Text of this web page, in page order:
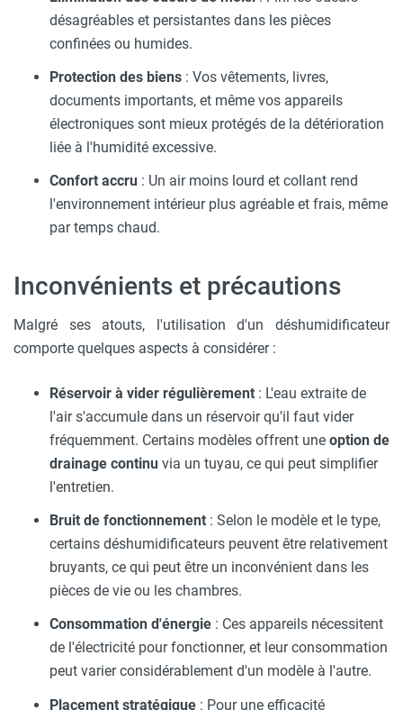
désagréables et persistantes dans les pièces
confinées ou humides.
Protection des biens : Vos vêtements, livres,
documents importants, et même vos appareils
électroniques sont mieux protégés de la détérioration
liée à l'humidité excessive.
Confort accru : Un air moins lourd et collant rend
l'environnement intérieur plus agréable et frais, même
par temps chaud.
Inconvénients et précautions
Malgré ses atouts, l'utilisation d'un déshumidificateur
comporte quelques aspects à considérer :
Réservoir à vider régulièrement : L'eau extraite de
l'air s'accumule dans un réservoir qu'il faut vider
fréquemment. Certains modèles offrent une option de
drainage continu via un tuyau, ce qui peut simplifier
l'entretien.
Bruit de fonctionnement : Selon le modèle et le type,
certains déshumidificateurs peuvent être relativement
bruyants, ce qui peut être un inconvénient dans les
pièces de vie ou les chambres.
Consommation d'énergie : Ces appareils nécessitent
de l'électricité pour fonctionner, et leur consommation
peut varier considérablement d'un modèle à l'autre.
Placement stratégique : Pour une efficacité